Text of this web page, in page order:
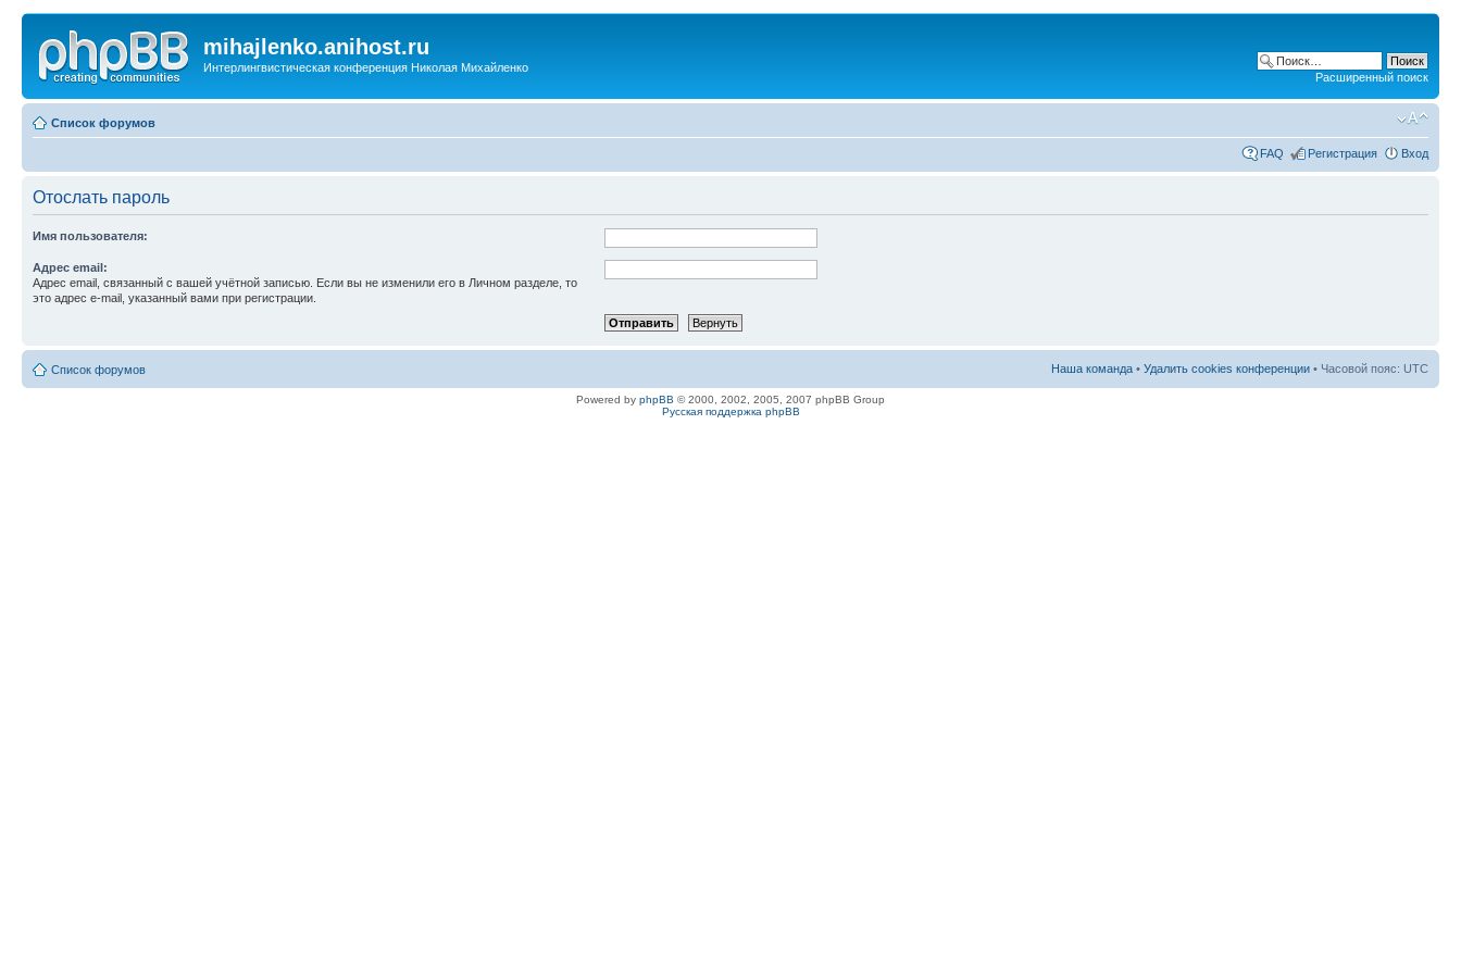
mihajlenko.anihost.ru
Интерлингвистическая конференция Николая Михайленко
Расширенный поиск
Список форумов
FAQ Регистрация Вход
Отослать пароль
Имя пользователя:
Адрес email:
Адрес email, связанный с вашей учётной записью. Если вы не изменили его в Личном разделе, то
это адрес e-mail, указанный вами при регистрации.
Список форумов Наша команда • Удалить cookies конференции • Часовой пояс: UTC
Powered by phpBB © 2000, 2002, 2005, 2007 phpBB Group
Русская поддержка phpBB